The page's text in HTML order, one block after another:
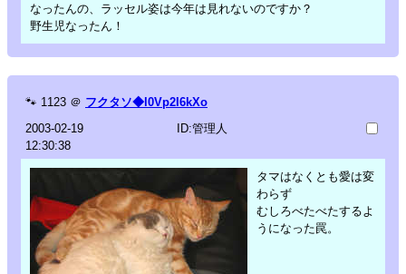
なったんの、ラッセル姿は今年は見れないのですか？
野生児なったん！
🐾 1123 ＠ フクタソ◆l0Vp2I6kXo
2003-02-19
12:30:38
ID:管理人
タマはなくとも愛は変
わらず
むしろべたべたするよ
うになった罠。